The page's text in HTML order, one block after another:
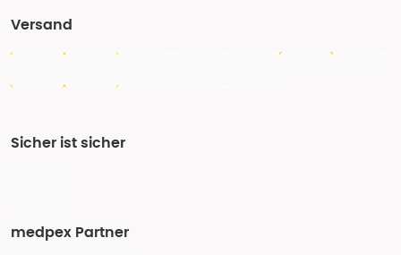
Versand
Sicher ist sicher
medpex Partner